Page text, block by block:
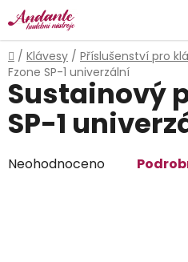
Přejít
na
obsah
Domů
/ Klávesy / Příslušenství pro
Fzone SP-1 univerzální
Sustainový
SP-1
Průměrné
Neohodnoceno